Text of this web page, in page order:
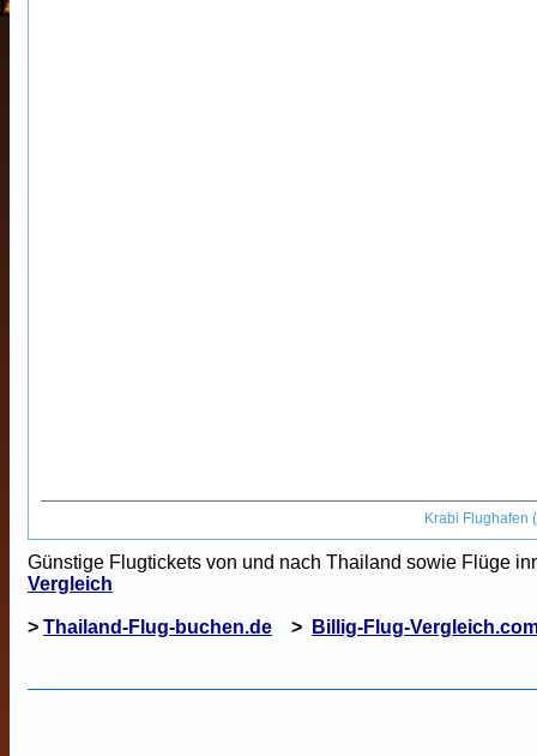
Krabi Flughafen
Günstige Flugtickets von und nach Thailand sowie Flüge
Vergleich
> Thailand-Flug-buchen.de > Billig-Flug-